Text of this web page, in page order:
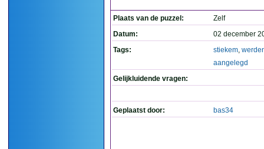
Plaats van de puzzel:
Zelf
Datum:
02 december
Tags:
stiekem,
aangelegd
Gelijkluidende vragen:
Geplaatst door: bas34